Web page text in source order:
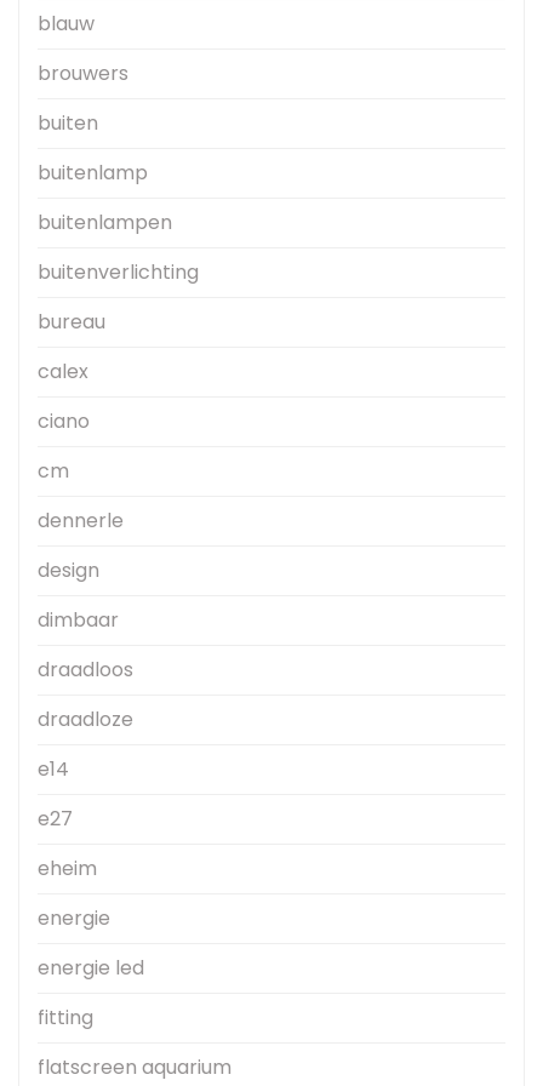
blauw
brouwers
buiten
buitenlamp
buitenlampen
buitenverlichting
bureau
calex
ciano
cm
dennerle
design
dimbaar
draadloos
draadloze
e14
e27
eheim
energie
energie led
fitting
flatscreen aquarium